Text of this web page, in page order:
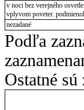
v noci bez verejného
vplyvom poveter.
nezadané
Podľa
Ostatné